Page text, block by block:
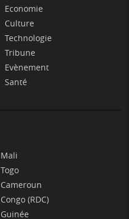
Economie
Culture
Technologie
Tribune
Evènement
Santé
Mali
Togo
Cameroun
Congo (RDC)
Guinée